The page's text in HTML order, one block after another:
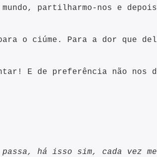
mundo, partilharmo-nos e
para o ciúme. Para a dor que
E de preferência não nos
passa, há isso sim, cada vez